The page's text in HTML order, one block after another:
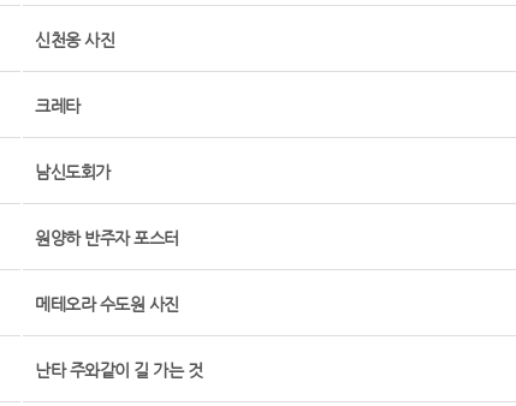
신천옹 사진
크레타
남신도회가
원양하 반주자 포스터
메테오라 수도원 사진
난타 주와같이 길 가는 것